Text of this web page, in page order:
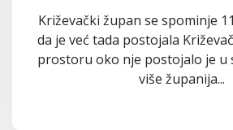
Križevački župan se spominje
da je već tada postojala
prostoru oko nje postojalo je u
više županija...